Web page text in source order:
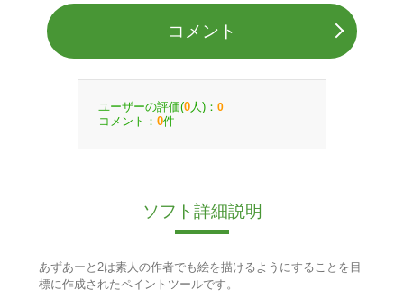
コメント
ユーザーの評価(0 人)： 0
コメント： 0件
ソフト詳細説明
あずあーと2は素人の作者でも絵を描けるようにすることを目
標に作成されたペイントツールです。